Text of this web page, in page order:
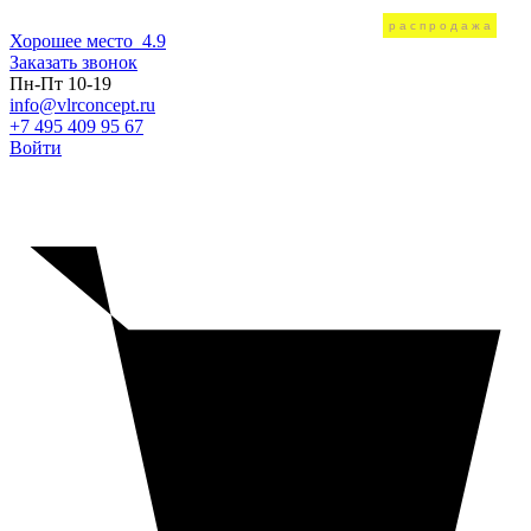
Хорошее место 4.9
Заказать звонок
Пн-Пт 10-19
info@vlrconcept.ru
+7 495 409 95 67
Войти
распродажа
распродажа
распродажа
распродажа